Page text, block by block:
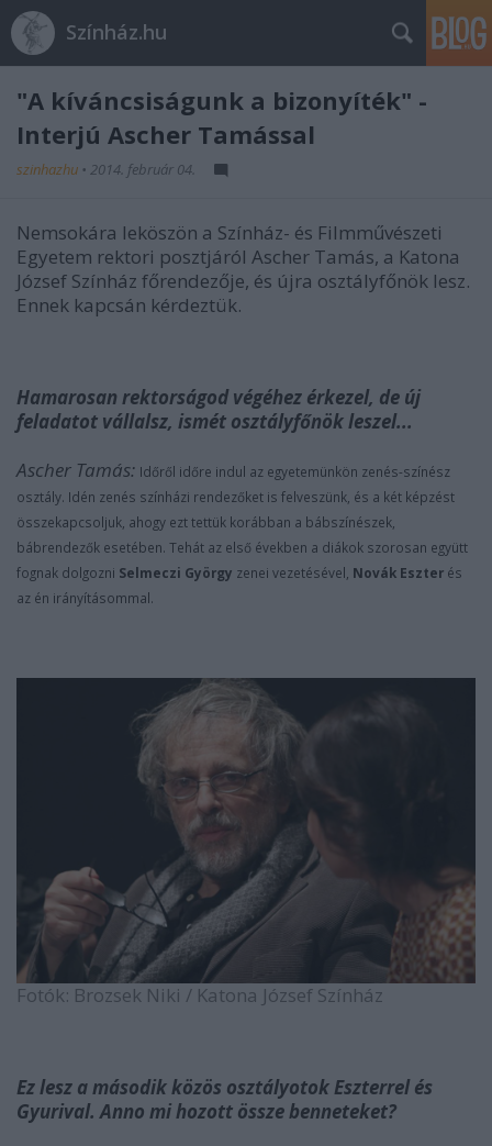
Színház.hu
"A kíváncsiságunk a bizonyíték" -
Interjú Ascher Tamással
szinhazhu • 2014. február 04.
Nemsokára leköszön a Színház- és Filmművészeti
Egyetem rektori posztjáról Ascher Tamás, a Katona
József Színház főrendezője, és újra osztályfőnök lesz.
Ennek kapcsán kérdeztük.
Hamarosan rektorságod végéhez érkezel, de új
feladatot vállalsz, ismét osztályfőnök leszel...
Ascher Tamás: Időről időre indul az egyetemünkön zenés-színész
osztály. Idén zenés színházi rendezőket is felveszünk, és a két képzést
összekapcsoljuk, ahogy ezt tettük korábban a bábszínészek,
bábrendezők esetében. Tehát az első években a diákok szorosan együtt
fognak dolgozni Selmeczi György zenei vezetésével, Novák Eszter és
az én irányításommal.
Fotók: Brozsek Niki / Katona József Színház
Ez lesz a második közös osztályotok Eszterrel és
Gyurival. Anno mi hozott össze benneteket?